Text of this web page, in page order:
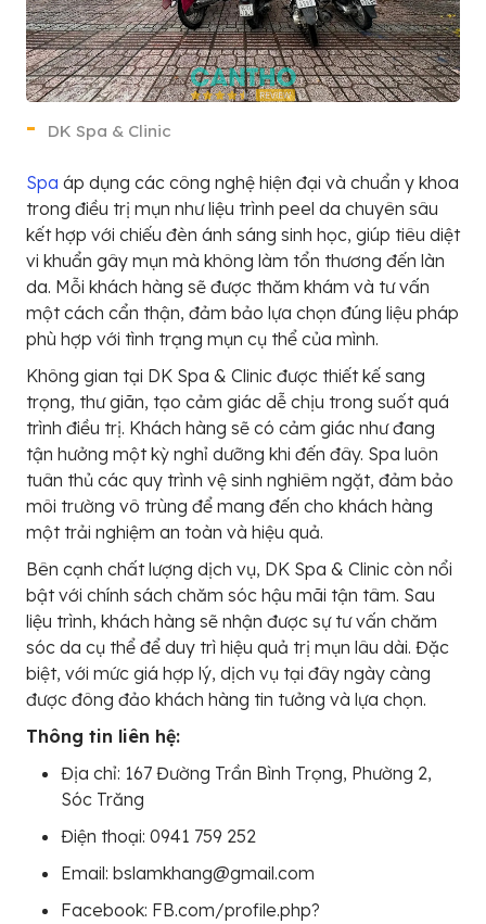
DK Spa & Clinic
Spa áp dụng các công nghệ hiện đại và chuẩn y khoa
trong điều trị mụn như liệu trình peel da chuyên sâu
kết hợp với chiếu đèn ánh sáng sinh học, giúp tiêu diệt
vi khuẩn gây mụn mà không làm tổn thương đến làn
da. Mỗi khách hàng sẽ được thăm khám và tư vấn
một cách cẩn thận, đảm bảo lựa chọn đúng liệu pháp
phù hợp với tình trạng mụn cụ thể của mình.
Không gian tại DK Spa & Clinic được thiết kế sang
trọng, thư giãn, tạo cảm giác dễ chịu trong suốt quá
trình điều trị. Khách hàng sẽ có cảm giác như đang
tận hưởng một kỳ nghỉ dưỡng khi đến đây. Spa luôn
tuân thủ các quy trình vệ sinh nghiêm ngặt, đảm bảo
môi trường vô trùng để mang đến cho khách hàng
một trải nghiệm an toàn và hiệu quả.
Bên cạnh chất lượng dịch vụ, DK Spa & Clinic còn nổi
bật với chính sách chăm sóc hậu mãi tận tâm. Sau
liệu trình, khách hàng sẽ nhận được sự tư vấn chăm
sóc da cụ thể để duy trì hiệu quả trị mụn lâu dài. Đặc
biệt, với mức giá hợp lý, dịch vụ tại đây ngày càng
được đông đảo khách hàng tin tưởng và lựa chọn.
Thông tin liên hệ:
Địa chỉ: 167 Đường Trần Bình Trọng, Phường 2,
Sóc Trăng
Điện thoại: 0941 759 252
Email: bslamkhang@gmail.com
Facebook: FB.com/profile.php?